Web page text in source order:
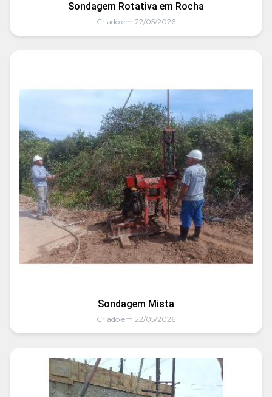
Sondagem Rotativa em Rocha
Criado em 22/05/2026
Sondagem Mista
Criado em 22/05/2026